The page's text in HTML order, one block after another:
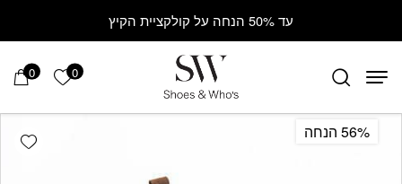
עד 50% הנחה על קולקציית הקיץ
0 הרשימה
0
56% הנחה